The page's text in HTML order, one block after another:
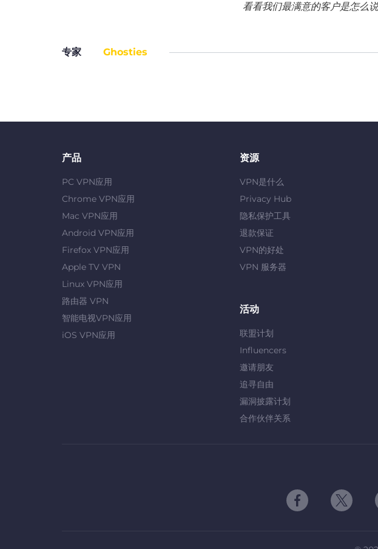
看看我们最满意的客户是怎么
专家 Ghosties
产品
PC VPN应用
Chrome VPN应用
Mac VPN应用
Android VPN应用
Firefox VPN应用
Apple TV VPN
Linux VPN应用
路由器 VPN
智能电视VPN应用
iOS VPN应用
资源
VPN是什么
Privacy Hub
隐私保护工具
退款保证
VPN的好处
VPN 服务器
活动
联盟计划
Influencers
邀请朋友
追寻自由
漏洞披露计划
合作伙伴关系